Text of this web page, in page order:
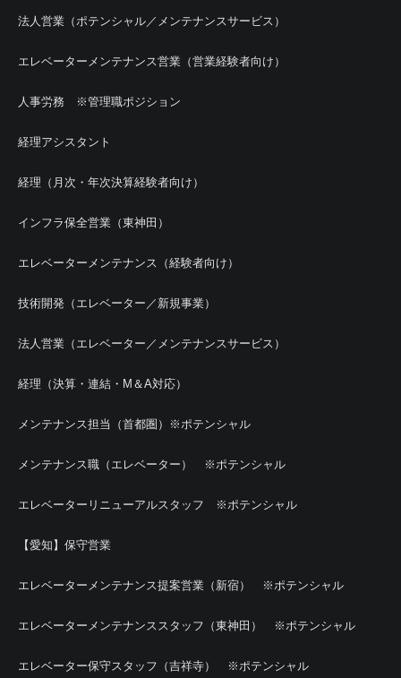
法人営業（ポテンシャル／メンテナンスサービス）
エレベーターメンテナンス営業（営業経験者向け）
人事労務 ※管理職ポジション
経理アシスタント
経理（月次・年次決算経験者向け）
インフラ保全営業（東神田）
エレベーターメンテナンス（経験者向け）
技術開発（エレベーター／新規事業）
法人営業（エレベーター／メンテナンスサービス）
経理（決算・連結・M＆A対応）
メンテナンス担当（首都圏）※ポテンシャル
メンテナンス職（エレベーター） ※ポテンシャル
エレベーターリニューアルスタッフ ※ポテンシャル
【愛知】保守営業
エレベーターメンテナンス提案営業（新宿） ※ポテンシャル
エレベーターメンテナンススタッフ（東神田） ※ポテンシャル
エレベーター保守スタッフ（吉祥寺） ※ポテンシャル